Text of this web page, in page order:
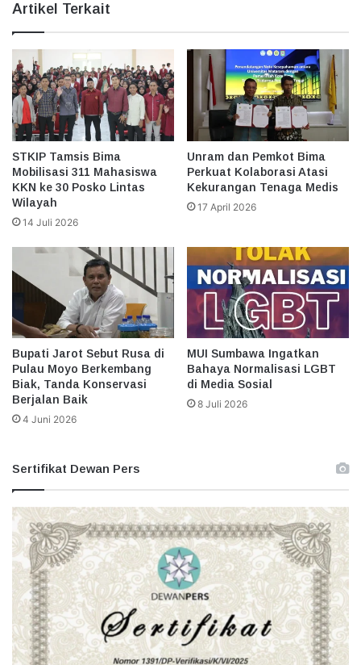
Artikel Terkait
STKIP Tamsis Bima
Mobilisasi 311 Mahasiswa
KKN ke 30 Posko Lintas
Wilayah
14 Juli 2026
Unram dan Pemkot Bima
Perkuat Kolaborasi Atasi
Kekurangan Tenaga Medis
17 April 2026
Bupati Jarot Sebut Rusa di
Pulau Moyo Berkembang
Biak, Tanda Konservasi
Berjalan Baik
4 Juni 2026
MUI Sumbawa Ingatkan
Bahaya Normalisasi LGBT
di Media Sosial
8 Juli 2026
Sertifikat Dewan Pers